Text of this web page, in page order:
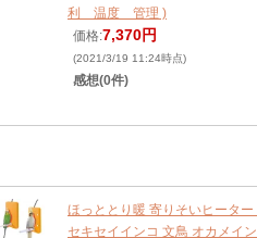
利 温度 管理 )
価格:7,370円
(2021/3/19 11:24時点)
感想(0件)
ほっととり暖 寄りそいヒーター
セキセイインコ 文鳥 オカメイ